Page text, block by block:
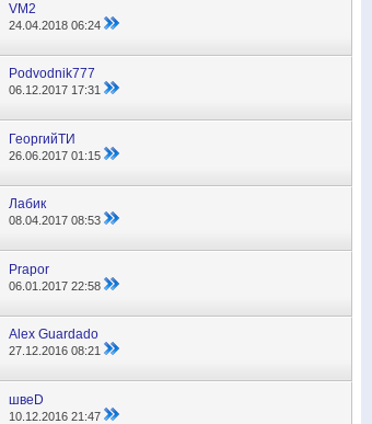
VM2
24.04.201806:24
Podvodnik777
06.12.201717:31
ГеоргийТИ
26.06.201701:15
Лабик
08.04.201708:53
Prapor
06.01.201722:58
Alex Guardado
27.12.201608:21
швеD
10.12.201621:47